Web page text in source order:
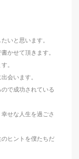
いと思います。
かせて頂きます。
。
会います。
で成功されている
せな人生を過ごさ
ヒントを僕たちだ